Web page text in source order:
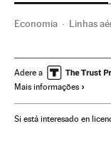
Economia Linhas
Avianca Crisis
Adere a
Mais informações
Si está interesado en